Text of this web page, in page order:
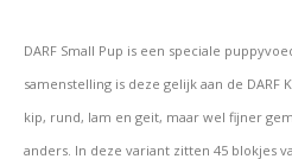
DARF Small Pup is een speciale
samenstelling is deze gelijk aan de DARF
kip, rund, lam en geit, maar wel fijner
anders. In deze variant zitten 45 blokjes